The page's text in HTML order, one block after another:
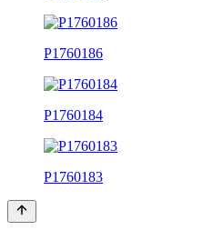
P1760186
P1760184
P1760183